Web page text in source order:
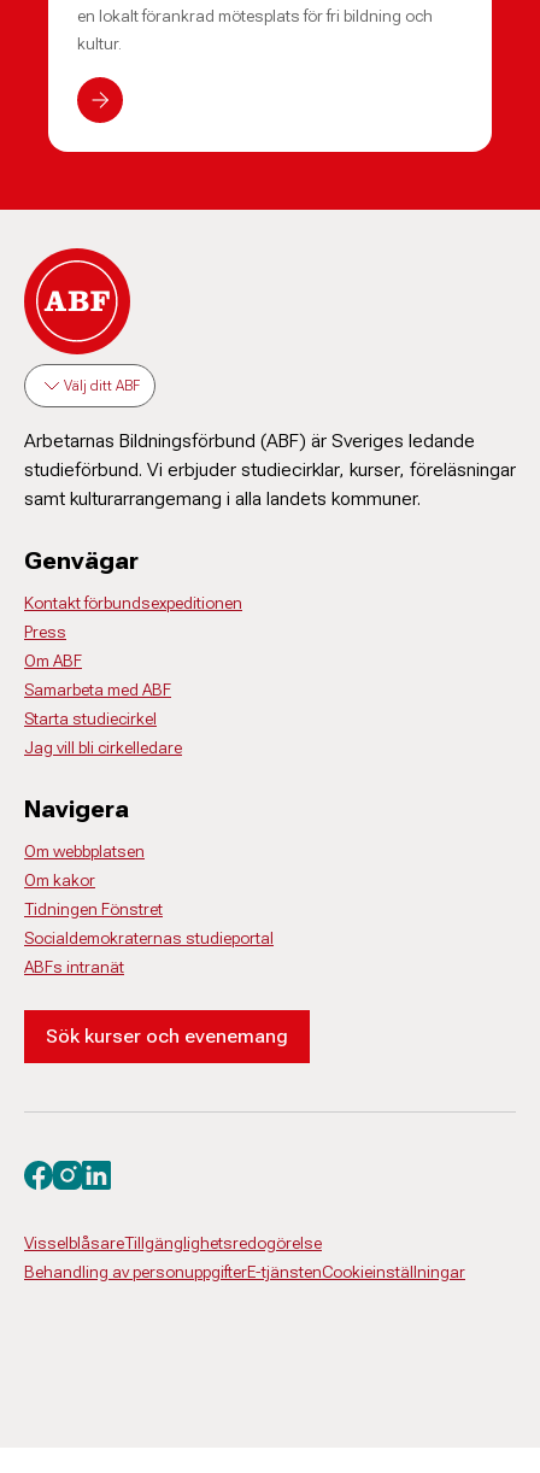
en lokalt förankrad mötesplats för fri bildning och
kultur.
Välj ditt ABF
Arbetarnas Bildningsförbund (ABF) är Sveriges ledande
studieförbund. Vi erbjuder studiecirklar, kurser, föreläsningar
samt kulturarrangemang i alla landets kommuner.
Genvägar
Kontakt förbundsexpeditionen
Press
Om ABF
Samarbeta med ABF
Starta studiecirkel
Jag vill bli cirkelledare
Navigera
Om webbplatsen
Om kakor
Tidningen Fönstret
Socialdemokraternas studieportal
ABFs intranät
Sök kurser och evenemang
VisselblåsareTillgänglighetsredogörelse
Behandling av personuppgifterE-tjänstenCookieinställningar
Besök oss på facebook
Besök oss på instagram
Besök oss på linkedin